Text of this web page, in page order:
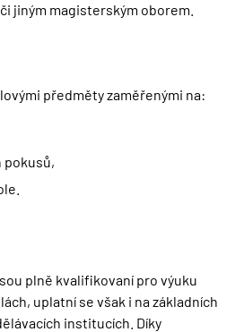
jiným magisterským oborem.
předměty zaměřenými na:
pokusů,
plně kvalifikovaní pro výuku
uplatní se však i na základních
institucích. Díky